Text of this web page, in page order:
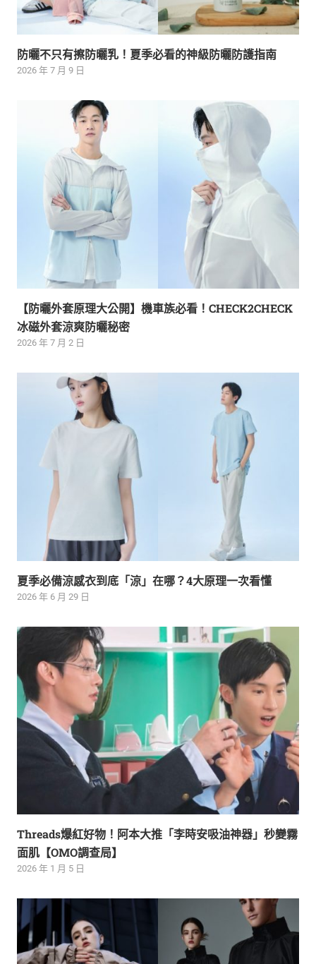
防曬不只有擦防曬乳！夏季必看的神級防曬防護指南
2026 年 7 月 9 日
【防曬外套原理大公開】機車族必看！CHECK2CHECK
冰磁外套涼爽防曬秘密
2026 年 7 月 2 日
夏季必備涼感衣到底「涼」在哪？4大原理一次看懂
2026 年 6 月 29 日
Threads爆紅好物！阿本大推「李時安吸油神器」秒變霧
面肌【OMO調查局】
2026 年 1 月 5 日